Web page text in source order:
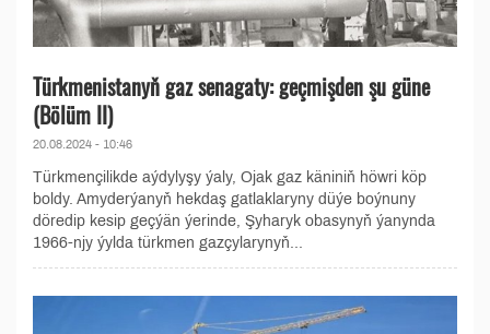
Türkmenistanyň gaz senagaty: geçmişden şu güne
(Bölüm II)
20.08.2024 - 10:46
Türkmençilikde aýdylyşy ýaly, Ojak gaz käniniň höwri köp
boldy. Amyderýanyň hekdaş gatlaklaryny düýe boýnuny
döredip kesip geçýän ýerinde, Şyharyk obasynyň ýanynda
1966-njy ýylda türkmen gazçylarynyň...